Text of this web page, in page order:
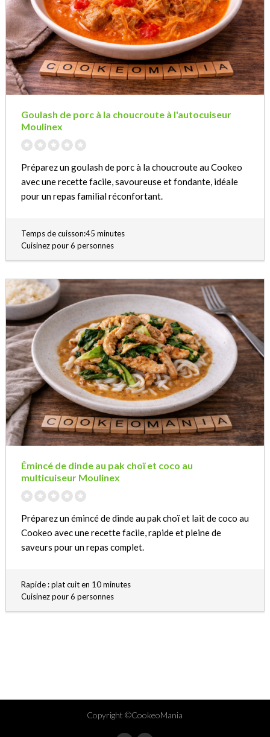
Goulash de porc à la choucroute à l'autocuiseur
Moulinex
Préparez un goulash de porc à la choucroute au Cookeo
avec une recette facile, savoureuse et fondante, idéale
pour un repas familial réconfortant.
Temps de cuisson:45 minutes
Cuisinez pour 6 personnes
Émincé de dinde au pak choï et coco au
multicuiseur Moulinex
Préparez un émincé de dinde au pak choï et lait de coco au
Cookeo avec une recette facile, rapide et pleine de
saveurs pour un repas complet.
Rapide : plat cuit en 10 minutes
Cuisinez pour 6 personnes
Copyright ©CookeoMania